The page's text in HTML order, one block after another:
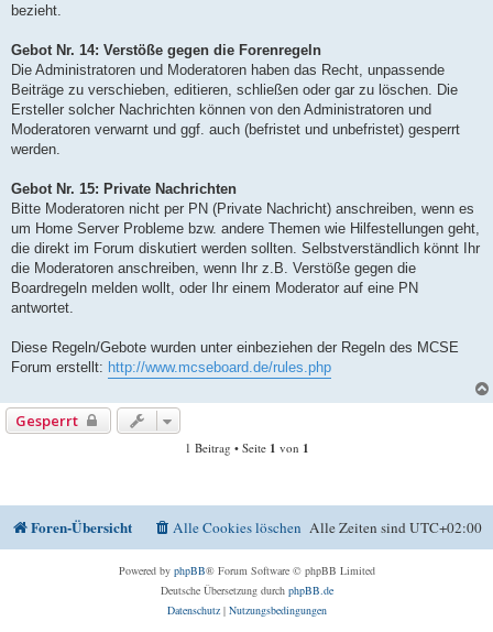
bezieht.
Gebot Nr. 14: Verstöße gegen die Forenregeln
Die Administratoren und Moderatoren haben das Recht, unpassende
Beiträge zu verschieben, editieren, schließen oder gar zu löschen. Die
Ersteller solcher Nachrichten können von den Administratoren und
Moderatoren verwarnt und ggf. auch (befristet und unbefristet) gesperrt
werden.
Gebot Nr. 15: Private Nachrichten
Bitte Moderatoren nicht per PN (Private Nachricht) anschreiben, wenn es
um Home Server Probleme bzw. andere Themen wie Hilfestellungen geht,
die direkt im Forum diskutiert werden sollten. Selbstverständlich könnt Ihr
die Moderatoren anschreiben, wenn Ihr z.B. Verstöße gegen die
Boardregeln melden wollt, oder Ihr einem Moderator auf eine PN
antwortet.
Diese Regeln/Gebote wurden unter einbeziehen der Regeln des MCSE
Forum erstellt: http://www.mcseboard.de/rules.php
Gesperrt
1 Beitrag • Seite 1 von 1
Foren-Übersicht Alle Zeiten sindUTC+02:00
Alle Cookies löschen
Powered by phpBB® Forum Software © phpBB Limited
Deutsche Übersetzung durch phpBB.de
Datenschutz| Nutzungsbedingungen